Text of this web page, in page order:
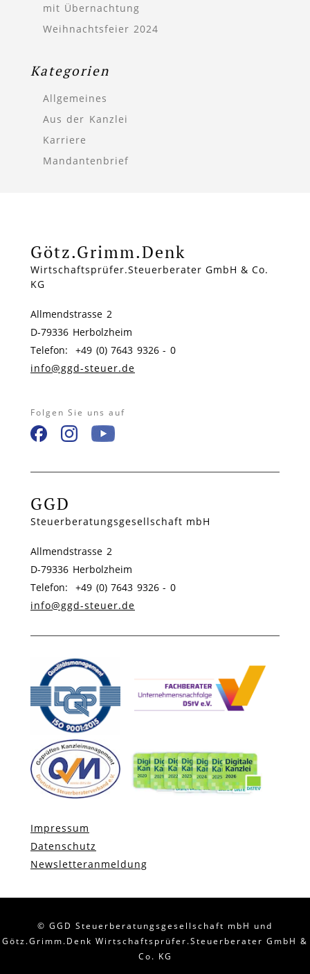
mit Übernachtung
Weihnachtsfeier 2024
Kategorien
Allgemeines
Aus der Kanzlei
Karriere
Mandantenbrief
Götz.Grimm.Denk
Wirtschaftsprüfer.Steuerberater GmbH & Co.
KG
Allmendstrasse 2
D-79336 Herbolzheim
Telefon: +49 (0) 7643 9326 - 0
info@ggd-steuer.de
Folgen Sie uns auf
GGD
Steuerberatungsgesellschaft mbH
Allmendstrasse 2
D-79336 Herbolzheim
Telefon: +49 (0) 7643 9326 - 0
info@ggd-steuer.de
Impressum
Datenschutz
Newsletteranmeldung
© GGD Steuerberatungsgesellschaft mbH und
Götz.Grimm.Denk Wirtschaftsprüfer.Steuerberater GmbH &
Co. KG